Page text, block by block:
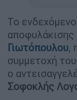
Το ενδεχόμενο
αποφυλάκισης
Γιωτόπουλου,
συμμετοχή
ο
Σοφοκλής